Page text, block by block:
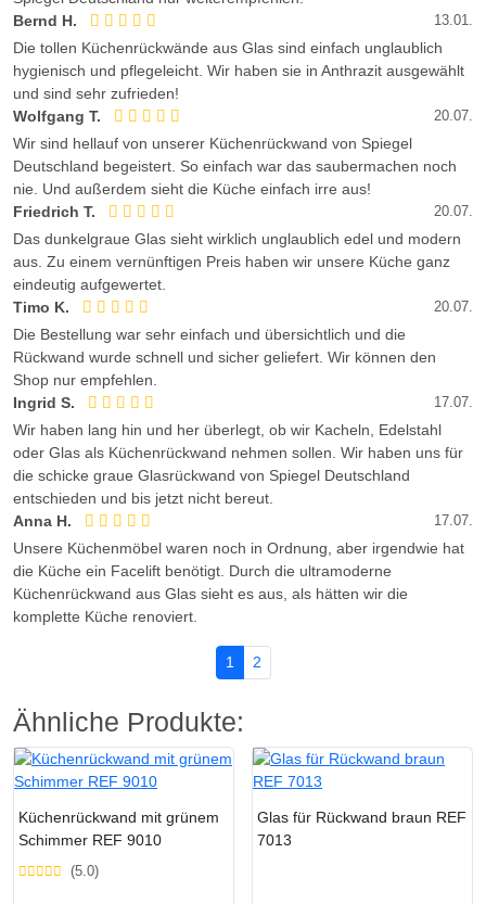
Bernd H.
13.01.
Die tollen Küchenrückwände aus Glas sind einfach unglaublich
hygienisch und pflegeleicht. Wir haben sie in Anthrazit ausgewählt
und sind sehr zufrieden!
Wolfgang T.
20.07.
Wir sind hellauf von unserer Küchenrückwand von Spiegel
Deutschland begeistert. So einfach war das saubermachen noch
nie. Und außerdem sieht die Küche einfach irre aus!
Friedrich T.
20.07.
Das dunkelgraue Glas sieht wirklich unglaublich edel und modern
aus. Zu einem vernünftigen Preis haben wir unsere Küche ganz
eindeutig aufgewertet.
Timo K.
20.07.
Die Bestellung war sehr einfach und übersichtlich und die
Rückwand wurde schnell und sicher geliefert. Wir können den
Shop nur empfehlen.
Ingrid S.
17.07.
Wir haben lang hin und her überlegt, ob wir Kacheln, Edelstahl
oder Glas als Küchenrückwand nehmen sollen. Wir haben uns für
die schicke graue Glasrückwand von Spiegel Deutschland
entschieden und bis jetzt nicht bereut.
Anna H.
17.07.
Unsere Küchenmöbel waren noch in Ordnung, aber irgendwie hat
die Küche ein Facelift benötigt. Durch die ultramoderne
Küchenrückwand aus Glas sieht es aus, als hätten wir die
komplette Küche renoviert.
1 2
Ähnliche Produkte:
Küchenrückwand mit grünem
Schimmer REF 9010
(5.0)
Glas für Rückwand braun REF
7013